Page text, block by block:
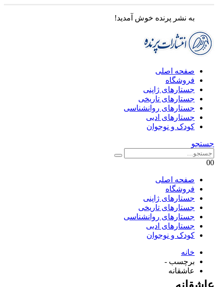
به نشر پرنده خوش آمدید!
صفحه اصلی
فروشگاه
جستارهای ژاپنی
جستارهای تاریخی
جستارهای روانشناسی
جستارهای ادبی
کودک و نوجوان
جستجو
00
صفحه اصلی
فروشگاه
جستارهای ژاپنی
جستارهای تاریخی
جستارهای روانشناسی
جستارهای ادبی
کودک و نوجوان
خانه
برچسب -
عاشقانه